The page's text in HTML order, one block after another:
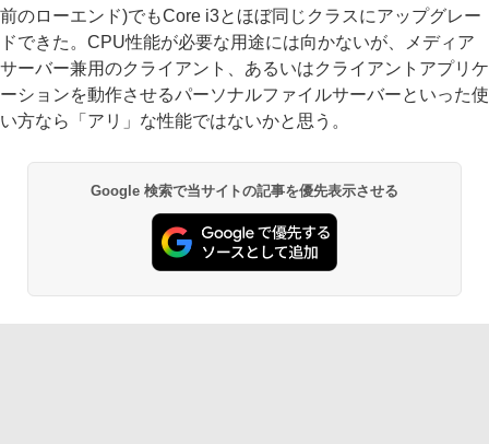
前のローエンド)でもCore i3とほぼ同じクラスにアップグレー
ドできた。CPU性能が必要な用途には向かないが、メディア
サーバー兼用のクライアント、あるいはクライアントアプリケ
ーションを動作させるパーソナルファイルサーバーといった使
い方なら「アリ」な性能ではないかと思う。
Google 検索で当サイトの記事を優先表示させる